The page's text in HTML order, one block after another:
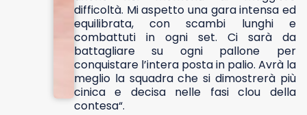
difficoltà. Mi aspetto una gara intensa ed
equilibrata, con scambi lunghi e
combattuti in ogni set. Ci sarà da
battagliare su ogni pallone per
conquistare l’intera posta in palio. Avrà la
meglio la squadra che si dimostrerà più
cinica e decisa nelle fasi clou della
contesa“.